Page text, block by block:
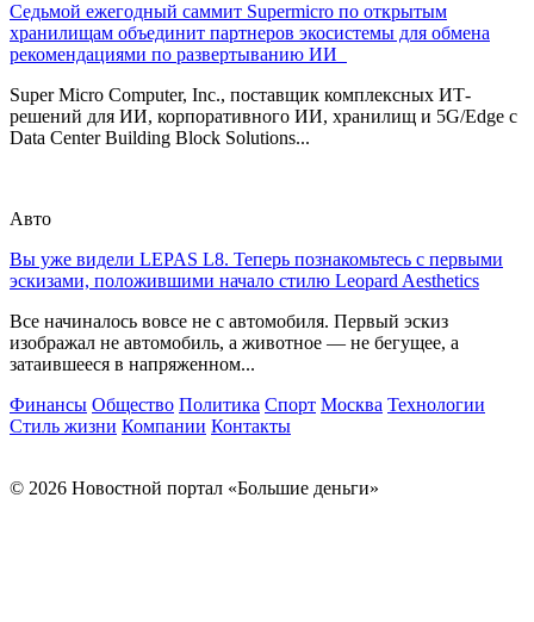
Седьмой ежегодный саммит Supermicro по открытым
хранилищам объединит партнеров экосистемы для обмена
рекомендациями по развертыванию ИИ
Super Micro Computer, Inc., поставщик комплексных ИТ-
решений для ИИ, корпоративного ИИ, хранилищ и 5G/Edge с
Data Center Building Block Solutions...
Авто
Вы уже видели LEPAS L8. Теперь познакомьтесь с первыми
эскизами, положившими начало стилю Leopard Aesthetics
Все начиналось вовсе не с автомобиля. Первый эскиз
изображал не автомобиль, а животное — не бегущее, а
затаившееся в напряженном...
Финансы Общество Политика Спорт Москва Технологии
Стиль жизни Компании Контакты
© 2026 Новостной портал «Большие деньги»